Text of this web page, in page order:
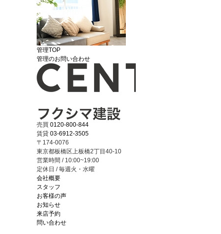
管理TOP
管理のお問い合わせ
売買 0120-800-844
賃貸 03-6912-3505
〒174-0076
東京都板橋区上板橋2丁目40-10
営業時間 / 10:00~19:00
定休日 / 毎週火・水曜
会社概要
スタッフ
お客様の声
お知らせ
来店予約
問い合わせ